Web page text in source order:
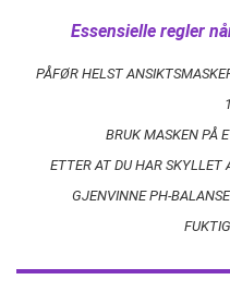
Essensielle regler
PÅFØR HELST
BRUK MASKEN PÅ
ETTER AT DU HAR SKYLLET
GJENVINNE PH-